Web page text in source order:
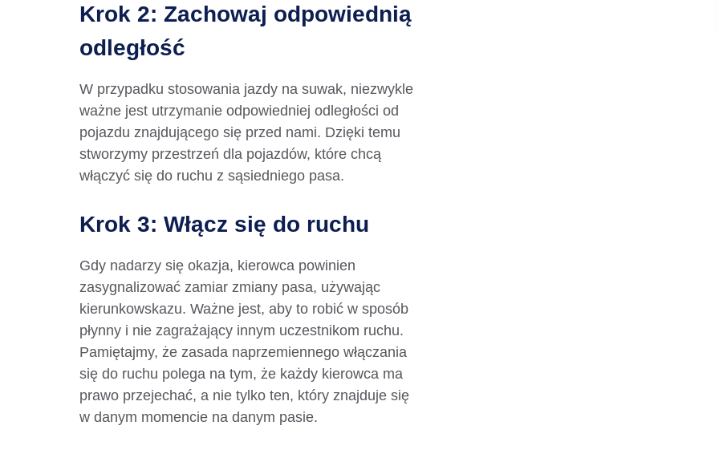
Krok 2: Zachowaj odpowiednią
odległość
W przypadku stosowania jazdy na suwak, niezwykle
ważne jest utrzymanie odpowiedniej odległości od
pojazdu znajdującego się przed nami. Dzięki temu
stworzymy przestrzeń dla pojazdów, które chcą
włączyć się do ruchu z sąsiedniego pasa.
Krok 3: Włącz się do ruchu
Gdy nadarzy się okazja, kierowca powinien
zasygnalizować zamiar zmiany pasa, używając
kierunkowskazu. Ważne jest, aby to robić w sposób
płynny i nie zagrażający innym uczestnikom ruchu.
Pamiętajmy, że zasada naprzemiennego włączania
się do ruchu polega na tym, że każdy kierowca ma
prawo przejechać, a nie tylko ten, który znajduje się
w danym momencie na danym pasie.